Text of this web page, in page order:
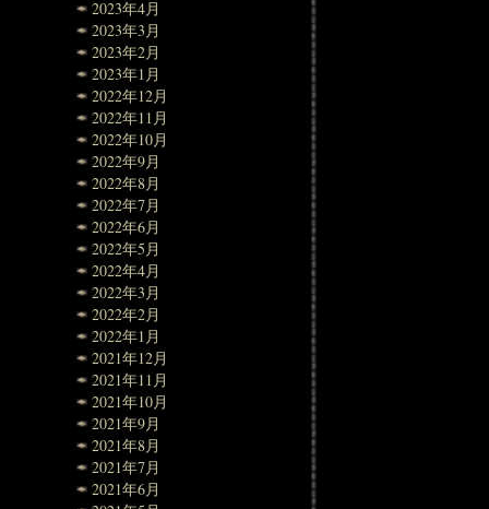
2023年4月
2023年3月
2023年2月
2023年1月
2022年12月
2022年11月
2022年10月
2022年9月
2022年8月
2022年7月
2022年6月
2022年5月
2022年4月
2022年3月
2022年2月
2022年1月
2021年12月
2021年11月
2021年10月
2021年9月
2021年8月
2021年7月
2021年6月